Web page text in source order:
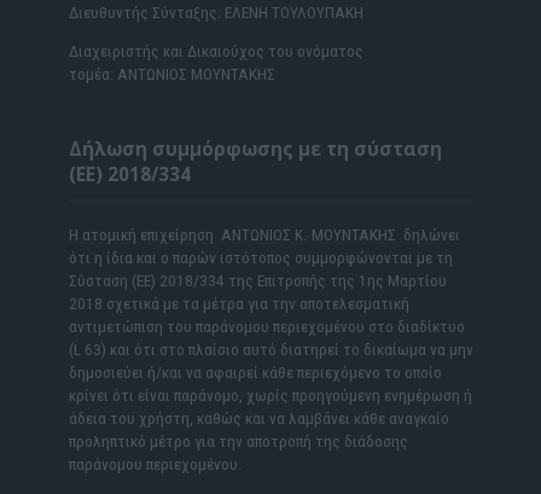
Διευθυντής Σύνταξης: ΕΛΕΝΗ ΤΟΥΛΟΥΠΑΚΗ
Διαχειριστής και Δικαιούχος του ονόματος
τομέα: ΑΝΤΩΝΙΟΣ ΜΟΥΝΤΑΚΗΣ
Δήλωση συμμόρφωσης με τη σύσταση
(ΕΕ) 2018/334
Η ατομική επιχείρηση ΑΝΤΩΝΙΟΣ Κ. ΜΟΥΝΤΑΚΗΣ δηλώνει
ότι η ίδια και ο παρών ιστότοπος συμμορφώνονται με τη
Σύσταση (ΕΕ) 2018/334 της Επιτροπής της 1ης Μαρτίου
2018 σχετικά με τα μέτρα για την αποτελεσματική
αντιμετώπιση του παράνομου περιεχομένου στο διαδίκτυο
(L 63) και ότι στο πλαίσιο αυτό διατηρεί το δικαίωμα να μην
δημοσιεύει ή/και να αφαιρεί κάθε περιεχόμενο το οποίο
κρίνει ότι είναι παράνομο, χωρίς προηγούμενη ενημέρωση ή
άδεια του χρήστη, καθώς και να λαμβάνει κάθε αναγκαίο
προληπτικό μέτρο για την αποτροπή της διάδοσης
παράνομου περιεχομένου.